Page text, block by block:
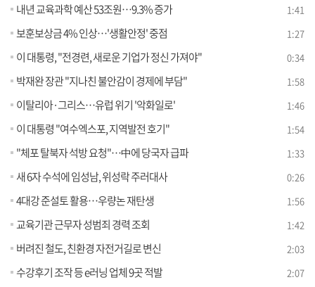
내년 교육과학 예산 53조원…9.3% 증가 1:41
보훈보상금 4% 인상…'생활안정' 중점 1:27
이 대통령, "전경련, 새로운 기업가 정신 가져야" 0:34
박재완 장관 "지나친 불안감이 경제에 부담" 1:58
이탈리아·그리스…유럽 위기 '악화일로' 1:46
이 대통령 "여수엑스포, 지역발전 호기" 1:54
"체포 탈북자 석방 요청"…中에 당국자 급파 1:33
새 6자 수석에 임성남, 위성락 주러대사 0:26
4대강 준설토 활용…우량논 재탄생 1:56
교육기관 근무자 성범죄 경력 조회 1:42
버려진 철도, 친환경 자전거길로 변신 2:03
수강후기 조작 등 e러닝 업체 9곳 적발 2:07